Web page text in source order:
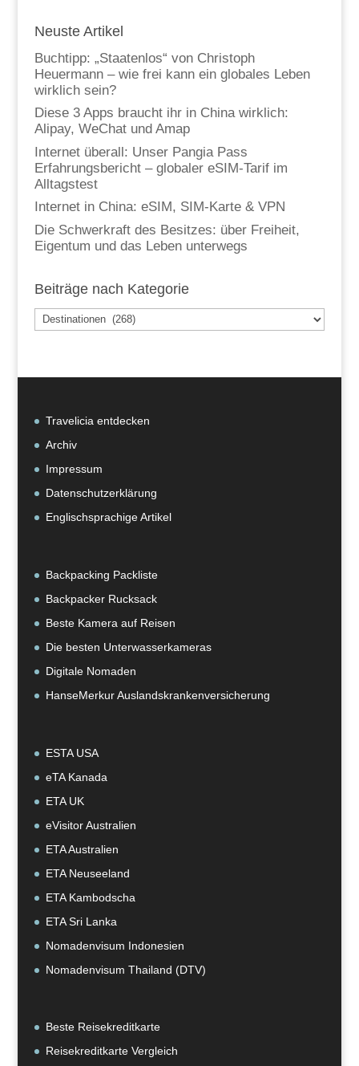
Neuste Artikel
Buchtipp: „Staatenlos“ von Christoph
Heuermann – wie frei kann ein globales Leben
wirklich sein?
Diese 3 Apps braucht ihr in China wirklich:
Alipay, WeChat und Amap
Internet überall: Unser Pangia Pass
Erfahrungsbericht – globaler eSIM-Tarif im
Alltagstest
Internet in China: eSIM, SIM-Karte & VPN
Die Schwerkraft des Besitzes: über Freiheit,
Eigentum und das Leben unterwegs
Beiträge nach Kategorie
Beiträge
nach
Travelicia entdecken
Archiv
Impressum
Datenschutzerklärung
Englischsprachige Artikel
Backpacking Packliste
Backpacker Rucksack
Beste Kamera auf Reisen
Die besten Unterwasserkameras
Digitale Nomaden
HanseMerkur Auslandskrankenversicherung
ESTA USA
eTA Kanada
ETA UK
eVisitor Australien
ETA Australien
ETA Neuseeland
ETA Kambodscha
ETA Sri Lanka
Nomadenvisum Indonesien
Nomadenvisum Thailand (DTV)
Beste Reisekreditkarte
Reisekreditkarte Vergleich